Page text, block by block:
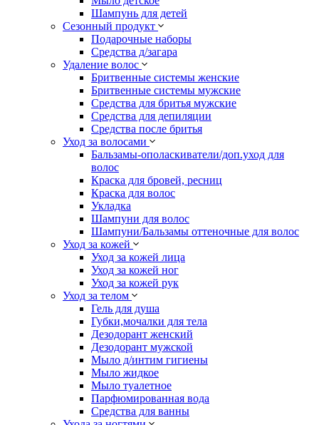
Шампунь для детей
Сезонный продукт
Подарочные наборы
Средства д/загара
Удаление волос
Бритвенные системы женские
Бритвенные системы мужские
Средства для бритья мужские
Средства для депиляции
Средства после бритья
Уход за волосами
Бальзамы-ополаскиватели/доп.уход для
волос
Краска для бровей, ресниц
Краска для волос
Укладка
Шампуни для волос
Шампуни/Бальзамы оттеночные для волос
Уход за кожей
Уход за кожей лица
Уход за кожей ног
Уход за кожей рук
Уход за телом
Гель для душа
Губки,мочалки для тела
Дезодорант женский
Дезодорант мужской
Мыло д/интим гигиены
Мыло жидкое
Мыло туалетное
Парфюмированная вода
Средства для ванны